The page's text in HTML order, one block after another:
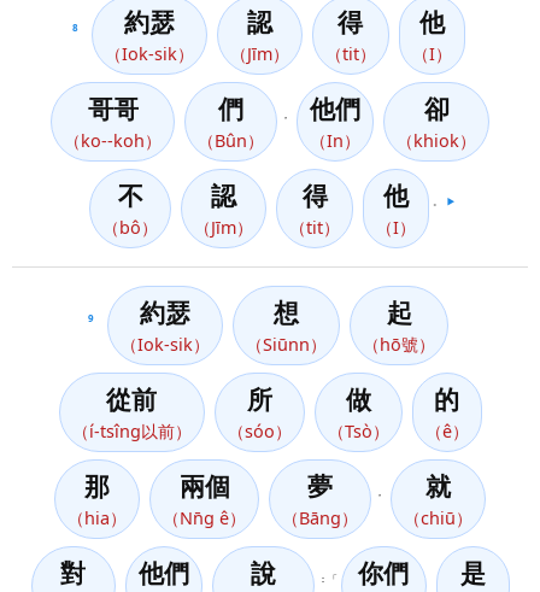
8 約瑟
（Iok-sik）
認
（Jīm）
得
（tit）
他
（I）
哥哥
（ko--koh）
們
（Bûn）
他們
（In）
卻
（khiok）
不
（bô）
認
（Jīm）
得
（tit）
他
（I）
▶️
9 約瑟
（Iok-sik）
想
（Siūnn）
起
（hō號）
從前
（í-tsîng以前）
所
（sóo）
做
（Tsò）
的
（ê）
那
（hia）
兩個
（Nn̄g ê）
夢
（Bāng）
就
（chiū）
對 他們 說 ：「 你們 是